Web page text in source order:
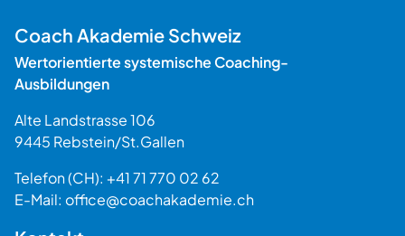
Coach Akademie Schweiz
Wertorientierte systemische Coaching-
Ausbildungen
Alte Landstrasse 106
9445 Rebstein/St.Gallen
Telefon (CH): +41 71 770 02 62
E-Mail: office@coachakademie.ch